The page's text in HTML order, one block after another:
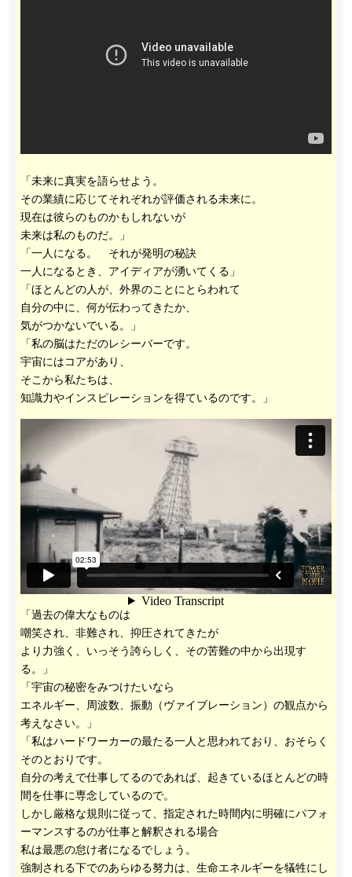
「未来に真実を語らせよう。
その業績に応じてそれぞれが評価される未来に。
現在は彼らのものかもしれないが
未来は私のものだ。」
「一人になる。 それが発明の秘訣
一人になるとき、アイディアが湧いてくる」
「ほとんどの人が、外界のことにとらわれて
自分の中に、何が伝わってきたか、
気がつかないでいる。」
「私の脳はただのレシーバーです。
宇宙にはコアがあり、
そこから私たちは、
知識力やインスピレーションを得ているのです。」
「過去の偉大なものは
嘲笑され、非難され、抑圧されてきたが
より力強く、いっそう誇らしく、その苦難の中から出現す
る。」
「宇宙の秘密をみつけたいなら
エネルギー、周波数、振動（ヴァイブレーション）の観点から
考えなさい。」
「私はハードワーカーの最たる一人と思われており、おそらく
そのとおりです。
自分の考えで仕事してるのであれば、起きているほとんどの時
間を仕事に専念しているので。
しかし厳格な規則に従って、指定された時間内に明確にパフォ
ーマンスするのが仕事と解釈される場合
私は最悪の怠け者になるでしょう。
強制される下でのあらゆる努力は、生命エネルギーを犠牲にし